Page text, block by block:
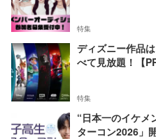
特集
ディズニー作品
べて見放題！【
特集
“日本一のイケメ
ターコン2026」